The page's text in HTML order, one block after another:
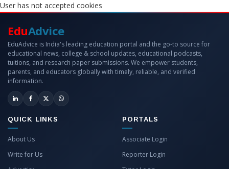
User has not accepted cookies
EduAdvice
EduAdvice is India's leading education portal and the go-to source for
educational news, college & school updates, educational podcasts,
tuitions, and research paper submissions. We empower students,
parents, and educators globally with timely, reliable, and verified
information.
QUICK LINKS
About Us
Write for Us
PORTALS
Associate Login
Reporter Login